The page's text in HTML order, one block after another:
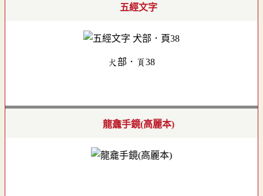
五經文字
犬部．頁38
龍龕手鏡(高麗本)